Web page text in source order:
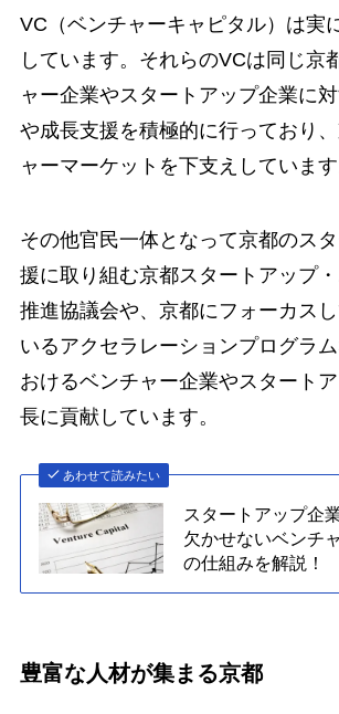
VC（ベンチャーキャピタル）は実
しています。それらのVCは同じ京
ャー企業やスタートアップ企業に
や成長支援を積極的に行っており
ャーマーケットを下支えしています
その他官民一体となって京都のス
援に取り組む京都スタートアップ
推進協議会や、京都にフォーカス
いるアクセラレーションプログラ
おけるベンチャー企業やスタート
長に貢献しています。
あわせて読みたい
スタートアップ企
欠かせないベンチ
の仕組みを解説！
豊富な人材が集まる京都